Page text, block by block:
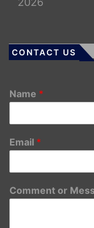
CONTACT US
Name *
Email *
Comment or